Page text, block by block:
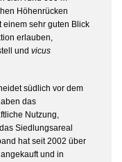
Höhenrücken
einem sehr guten Blick
erlauben,
und vicus
südlich vor dem
das
Nutzung,
Siedlungsareal
hat seit 2002 über
und in